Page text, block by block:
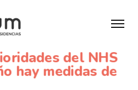
del NHS
hay medidas de